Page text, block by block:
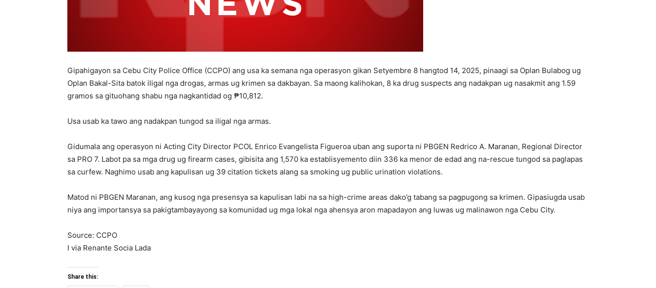
Gipahigayon sa Cebu City Police Office (CCPO) ang usa ka semana nga operasyon gikan Setyembre 8 hangtod 14, 2025, pinaagi sa Oplan Bulabog ug
Oplan Bakal-Sita batok iligal nga drogas, armas ug krimen sa dakbayan. Sa maong kalihokan, 8 ka drug suspects ang nadakpan ug nasakmit ang 1.59
gramos sa gituohang shabu nga nagkantidad og ₱10,812.
Usa usab ka tawo ang nadakpan tungod sa iligal nga armas.
Gidumala ang operasyon ni Acting City Director PCOL Enrico Evangelista Figueroa uban ang suporta ni PBGEN Redrico A. Maranan, Regional Director
sa PRO 7. Labot pa sa mga drug ug firearm cases, gibisita ang 1,570 ka establisyemento diin 336 ka menor de edad ang na-rescue tungod sa paglapas
sa curfew. Naghimo usab ang kapulisan ug 39 citation tickets alang sa smoking ug public urination violations.
Matod ni PBGEN Maranan, ang kusog nga presensya sa kapulisan labi na sa high-crime areas dako’g tabang sa pagpugong sa krimen. Gipasiugda usab
niya ang importansya sa pakigtambayayong sa komunidad ug mga lokal nga ahensya aron mapadayon ang luwas ug malinawon nga Cebu City.
Source: CCPO
I via Renante Socia Lada
Share this: